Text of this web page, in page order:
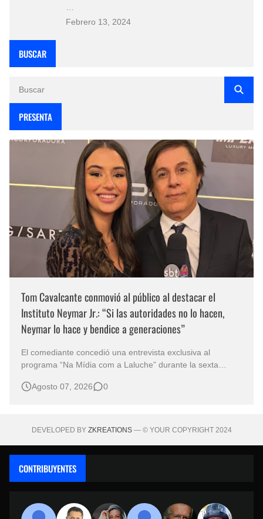
Febrero 13, 2024
BUSCAR
PRESENTA
Tom Cavalcante conmovió al público al destacar el
Instituto Neymar Jr.: “Si las autoridades no lo hacen,
Neymar lo hace y bendice a generaciones”
El comediante concedió una entrevista exclusiva al
programa “Na Mídia com a Laluche” durante la sexta
eventos benéficos más importantes de Brasil. En medio del
Agosto 07, 2026 0
DEVELOPED BY ZKREATIONS— © YOUR COPYRIGHT 2024
CONTRIBUYENTES